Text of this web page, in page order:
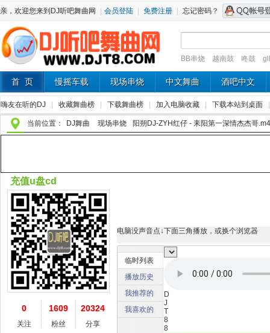
亲，欢迎您来到DJ听吧舞曲网 会员登陆 免费注册 忘记密码？
BB串烧 越南鼓 咚鼓
首 页 慢摇车载 现场串烧 中文舞曲 酒吧中文
嗨友在听的DJ 收藏舞曲榜 下载舞曲榜 加入电脑收藏 下载本站到桌面
当前位置： DJ舞曲 现场串烧 阳朔DJ-ZYH红仔 - 耒阳第一深情杰杰哥
电脑没声音点↓下面三角播放，或换个浏览器
临时列表
播放历史
我推荐的
我喜欢的
D
J
T
8
8
充值u盘cd
0
关注
1609
粉丝
20324
分享